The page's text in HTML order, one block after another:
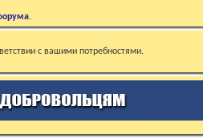
.
с вашими потребностями.